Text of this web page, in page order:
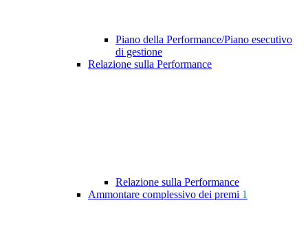
Piano della Performance/Piano esecutivo
di gestione
Relazione sulla Performance
Relazione sulla Performance
Ammontare complessivo dei premi 1